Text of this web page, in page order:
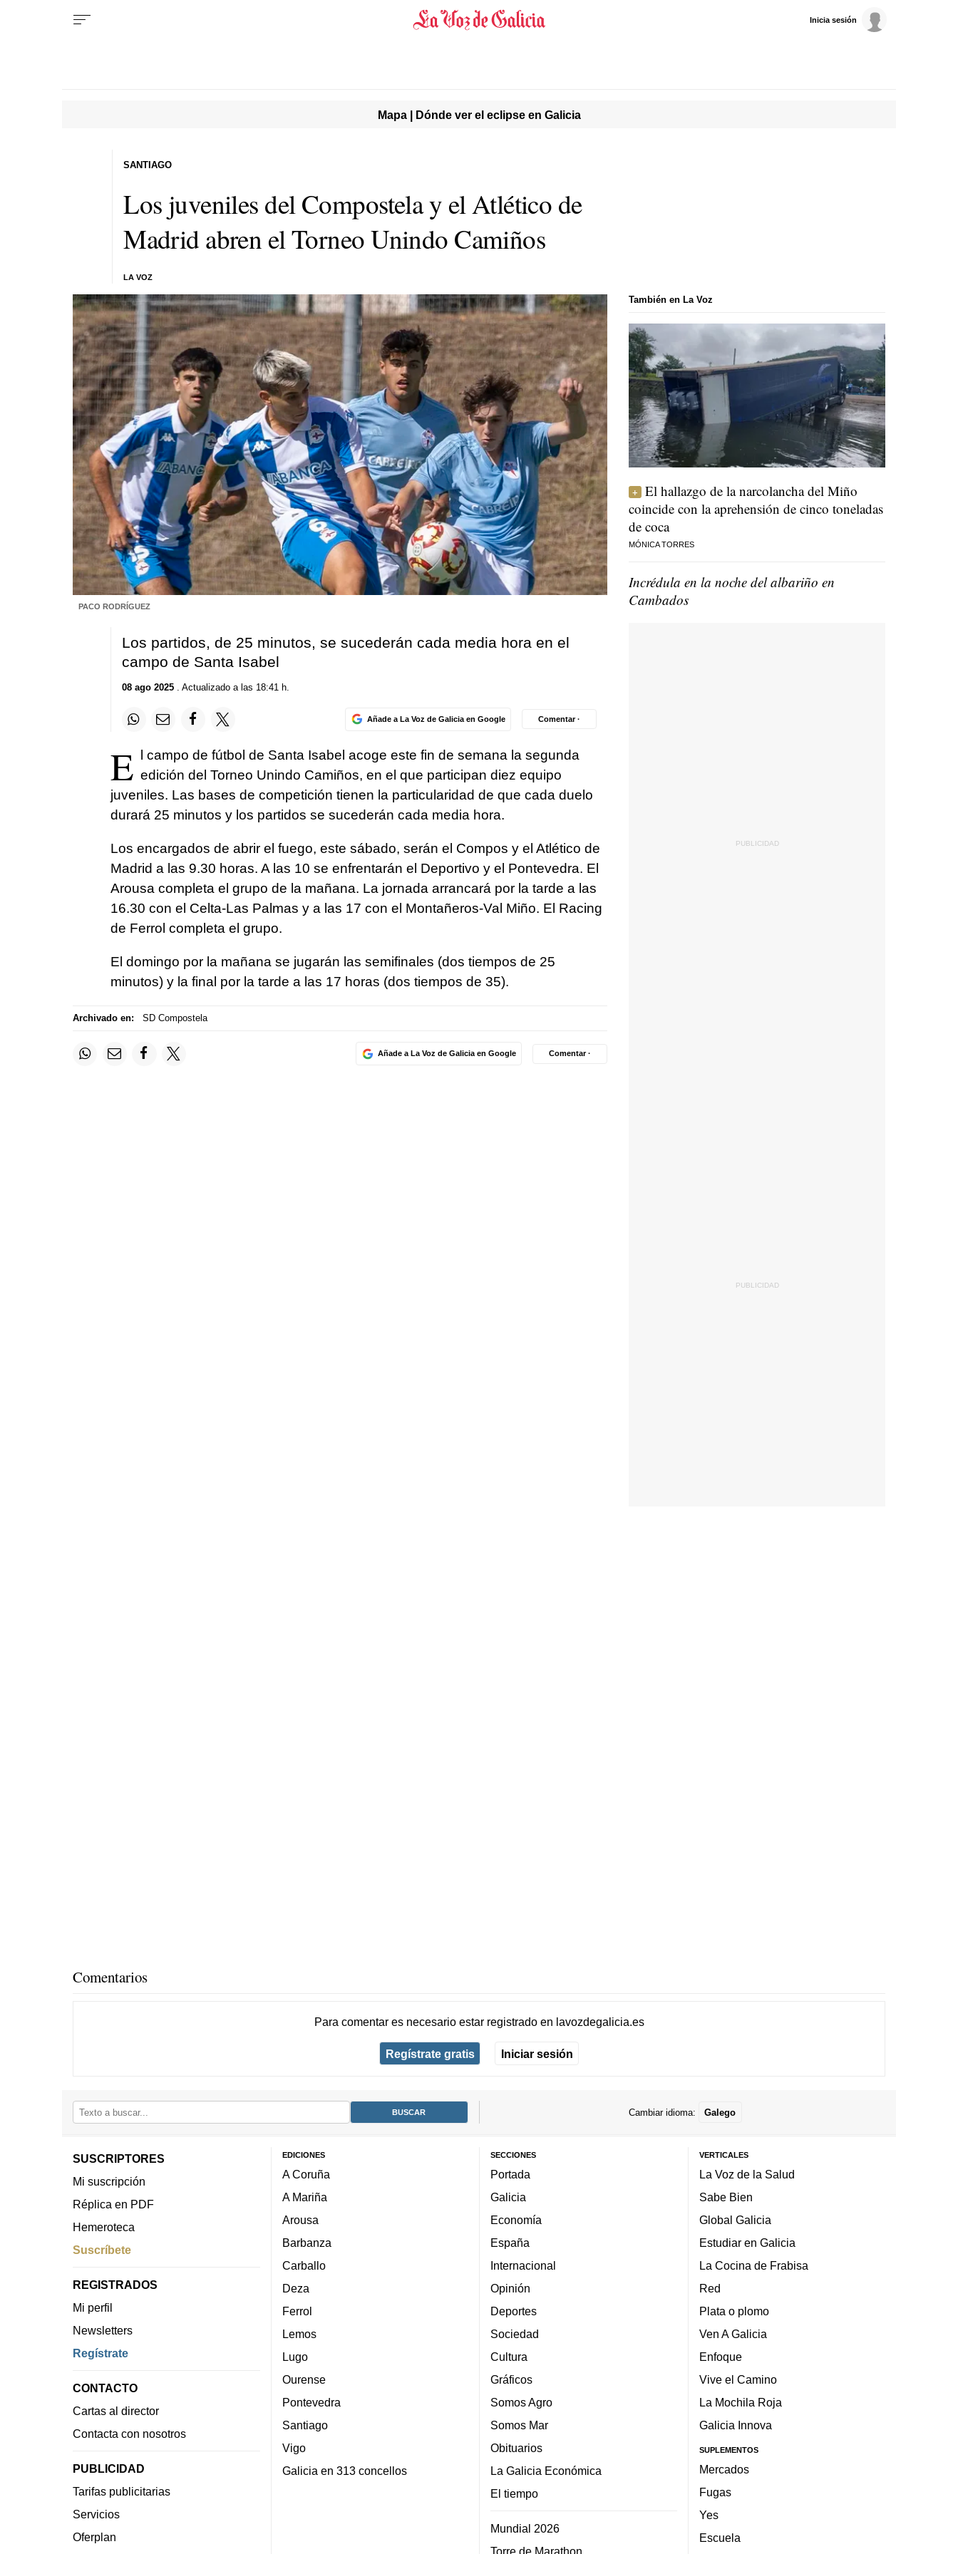
Inicia sesión
Mapa | Dónde ver el eclipse en Galicia
Los juveniles del Compostela y el Atlético de
Madrid abren el Torneo Unindo Camiños
LA VOZ
SANTIAGO
PACO RODRÍGUEZ
Los partidos, de 25 minutos, se sucederán cada media hora en el
campo de Santa Isabel
08 ago 2025. Actualizado a las 18:41 h.
Añade a La Voz de Galicia en Google Comentar ·
E l campo de fútbol de Santa Isabel acoge este fin de semana la segunda
edición del Torneo Unindo Camiños, en el que participan diez equipo
juveniles. Las bases de competición tienen la particularidad de que cada duelo
durará 25 minutos y los partidos se sucederán cada media hora.
Los encargados de abrir el fuego, este sábado, serán el Compos y el Atlético de
Madrid a las 9.30 horas. A las 10 se enfrentarán el Deportivo y el Pontevedra. El
Arousa completa el grupo de la mañana. La jornada arrancará por la tarde a las
16.30 con el Celta-Las Palmas y a las 17 con el Montañeros-Val Miño. El Racing
de Ferrol completa el grupo.
El domingo por la mañana se jugarán las semifinales (dos tiempos de 25
minutos) y la final por la tarde a las 17 horas (dos tiempos de 35).
Archivado en: SD Compostela
Añade a La Voz de Galicia en Google Comentar ·
También en La Voz
El hallazgo de la narcolancha del Miño
coincide con la aprehensión de cinco toneladas
de coca
MÓNICA TORRES
Incrédula en la noche del albariño en
Cambados
Comentarios
Para comentar es necesario estar registradoen lavozdegalicia.es
Regístrate gratis Iniciar sesión
Cambiar idioma: Galego
SUSCRIPTORES
Mi suscripción
Réplica en PDF
Hemeroteca
Suscríbete
REGISTRADOS
Mi perfil
Newsletters
Regístrate
CONTACTO
Cartas al director
Contacta con nosotros
PUBLICIDAD
Tarifas publicitarias
Servicios
Oferplan
EDICIONES
A Coruña
A Mariña
Arousa
Barbanza
Carballo
Deza
Ferrol
Lemos
Lugo
Ourense
Pontevedra
Santiago
Vigo
Galicia en 313 concellos
SECCIONES
Portada
Galicia
Economía
España
Internacional
Opinión
Deportes
Sociedad
Cultura
Gráficos
Somos Agro
Somos Mar
Obituarios
La Galicia Económica
El tiempo
Mundial 2026
Torre de Marathon
VERTICALES
La Voz de la Salud
Sabe Bien
Global Galicia
Estudiar en Galicia
La Cocina de Frabisa
Red
Plata o plomo
Ven A Galicia
Enfoque
Vive el Camino
La Mochila Roja
Galicia Innova
SUPLEMENTOS
Mercados
Fugas
Yes
Escuela